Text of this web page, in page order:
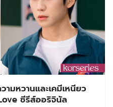
มหวานและเคมีเหนียว
ซีรีส์ออริจินัล